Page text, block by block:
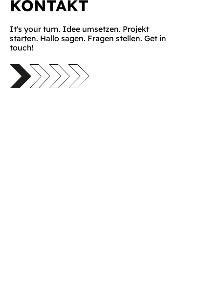
KONTAKT
It's your turn. Idee umsetzen. Projekt
starten. Hallo sagen. Fragen stellen. Get in
touch!